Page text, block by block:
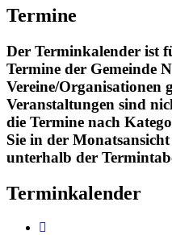
Termine
Der Terminkalender ist
Termine der Gemeinde
Vereine/Organisationen
Veranstaltungen sind
die Termine nach
Sie in der
unterhalb der
Terminkalender